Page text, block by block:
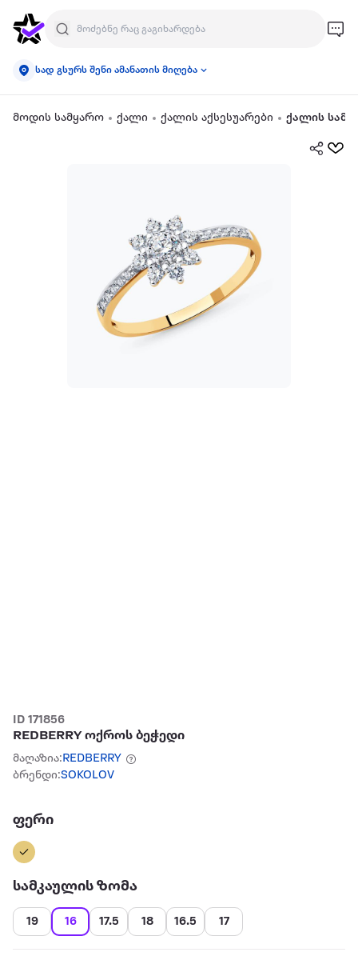
სად გსურს შენი ამანათის მიღება
მოდის სამყარო ქალი ქალის აქსესუარები ქალის
ID 171856
REDBERRY ოქროს ბეჭედი
მაღაზია:REDBERRY
ბრენდი:SOKOLOV
ფერი
სამკაულის ზომა
19 16 17.5 18 16.5 17